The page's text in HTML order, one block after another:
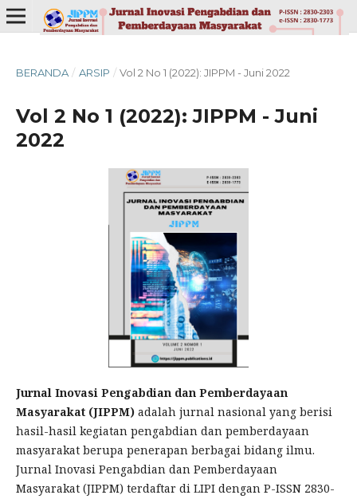
BERANDA / ARSIP / Vol 2 No 1 (2022): JIPPM - Juni 2022
Vol 2 No 1 (2022): JIPPM - Juni
2022
Jurnal Inovasi Pengabdian dan Pemberdayaan
Masyarakat (JIPPM)adalah jurnal nasional yang berisi
hasil-hasil kegiatan pengabdian dan pemberdayaan
masyarakat berupa penerapan berbagai bidang ilmu.
Jurnal Inovasi Pengabdian dan Pemberdayaan
Masyarakat (JIPPM) terdaftar di LIPI dengan P-ISSN 2830-